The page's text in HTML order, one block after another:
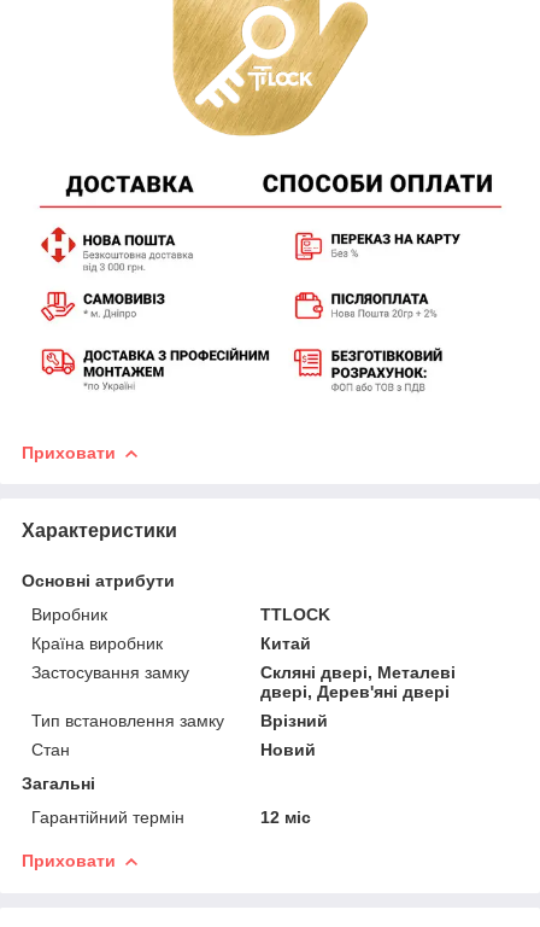
Приховати
Характеристики
Основні атрибути
Виробник
TTLOCK
Країна виробник
Китай
Застосування замку
Скляні двері, Металеві
двері, Дерев'яні двері
Тип встановлення замку
Врізний
Стан
Новий
Загальні
Гарантійний термін
12 міс
Приховати